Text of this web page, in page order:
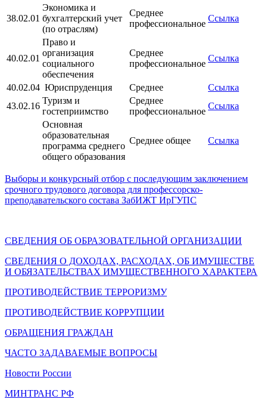
38.02.01
Экономика и
бухгалтерский учет
(по отраслям)
Среднее
профессиональное
Ссылка
40.02.01
Право и
организация
социального
обеспечения
Среднее
профессиональное
Ссылка
40.02.04 Юриспруденция Среднее
Ссылка
43.02.16
Туризм и
гостеприимство
Среднее
профессиональное
Ссылка
Основная
образовательная
программа среднего
общего образования
Среднее общее Ссылка
Выборы и конкурсный отбор с последующим заключением
срочного трудового договора для профессорско-
преподавательского состава ЗабИЖТ ИрГУПС
СВЕДЕНИЯ ОБ ОБРАЗОВАТЕЛЬНОЙ ОРГАНИЗАЦИИ
СВЕДЕНИЯ О ДОХОДАХ, РАСХОДАХ, ОБ ИМУЩЕСТВЕ
И ОБЯЗАТЕЛЬСТВАХ ИМУЩЕСТВЕННОГО ХАРАКТЕРА
ПРОТИВОДЕЙСТВИЕ ТЕРРОРИЗМУ
ПРОТИВОДЕЙСТВИЕ КОРРУПЦИИ
ОБРАЩЕНИЯ ГРАЖДАН
ЧАСТО ЗАДАВАЕМЫЕ ВОПРОСЫ
Новости России
МИНТРАНС РФ